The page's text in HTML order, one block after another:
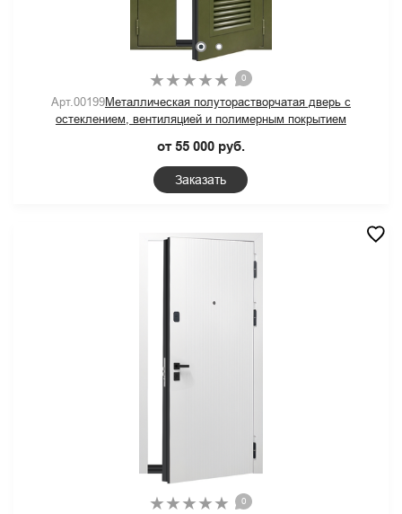
0
Арт.00199Металлическая полуторастворчатая дверь с
остеклением, вентиляцией и полимерным покрытием
от 55 000 руб.
Заказать
0